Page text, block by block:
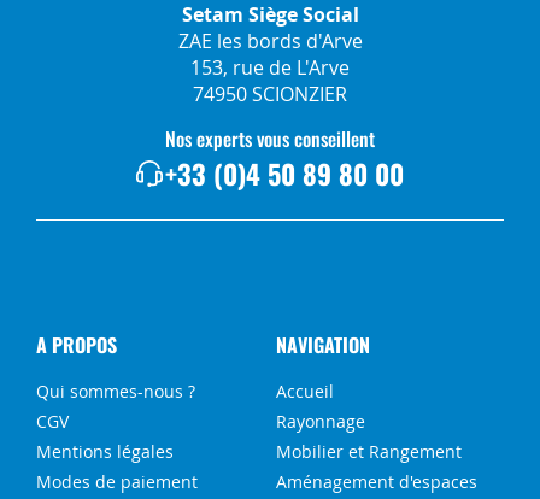
Setam Siège Social
ZAE les bords d'Arve
153, rue de L'Arve
74950 SCIONZIER
Nos experts vous conseillent
+33 (0)4 50 89 80 00
A PROPOS
Qui sommes-nous ?
CGV
Mentions légales
Modes de paiement
NAVIGATION
Accueil
Rayonnage
Mobilier et Rangement
Aménagement d'espaces